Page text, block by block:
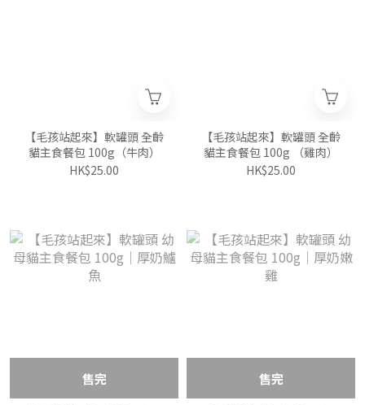
【毛孩站起來】軟罐頭 全齡
貓主食餐包 100g（牛肉）
HK$25.00
【毛孩站起來】軟罐頭 全齡
貓主食餐包 100g （雞肉）
HK$25.00
售完 售完